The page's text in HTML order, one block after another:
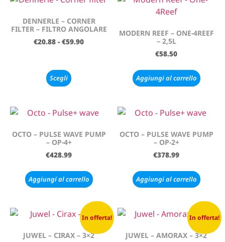
DENNERLE – CORNER
FILTER – FILTRO ANGOLARE
€20.88 - €59.90
Scegli
MODERN REEF – ONE-4REEF
– 2,5L
€58.50
Aggiungi al carrello
OCTO – PULSE WAVE PUMP
– OP-4+
€428.99
Aggiungi al carrello
OCTO – PULSE WAVE PUMP
– OP-2+
€378.99
Aggiungi al carrello
In offerta!
JUWEL – CIRAX – 3×2
In offerta!
JUWEL – AMORAX – 3×2